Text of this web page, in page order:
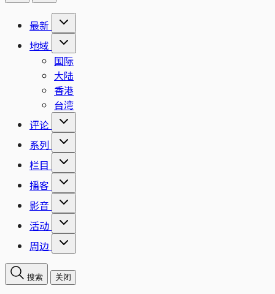
最新
地域
国际
大陆
香港
台湾
评论
系列
栏目
播客
影音
活动
周边
搜索 关闭